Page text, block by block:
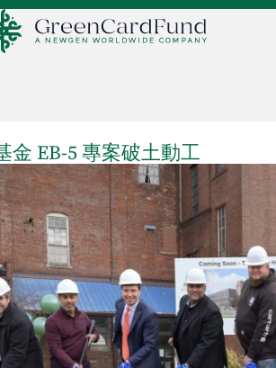
金 EB-5 專案破土動工